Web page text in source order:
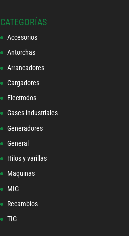
CATEGORÍAS
Accesorios
Antorchas
Arrancadores
Cargadores
Electrodos
Gases industriales
Generadores
General
Hilos y varillas
Maquinas
MIG
Recambios
TIG